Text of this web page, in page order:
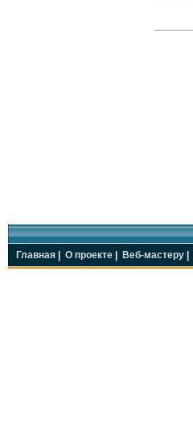
Главная О проекте Веб-мастеру